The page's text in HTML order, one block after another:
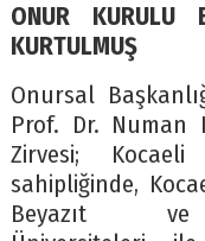
ONUR KURULU
KURTULMUŞ
Onursal
Prof. Dr. Numan
Zirvesi;
sahipliğinde,
Beyazıt ve